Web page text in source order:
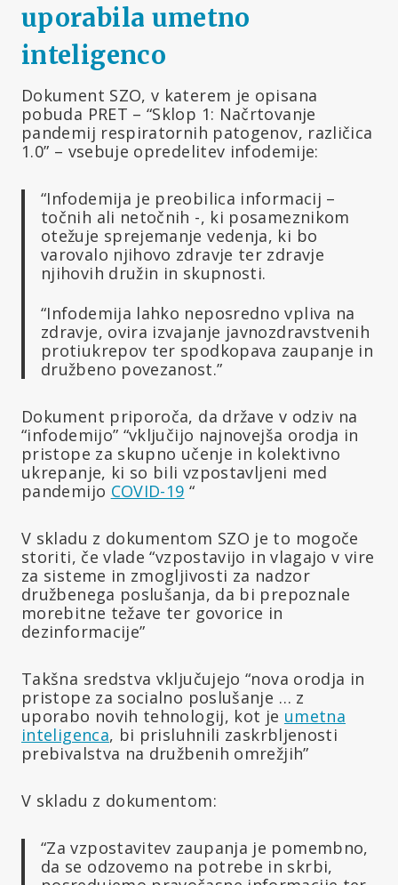
uporabila umetno
inteligenco
Dokument SZO, v katerem je opisana
pobuda PRET – “Sklop 1: Načrtovanje
pandemij respiratornih patogenov, različica
1.0” – vsebuje opredelitev infodemije:
“Infodemija je preobilica informacij –
točnih ali netočnih -, ki posameznikom
otežuje sprejemanje vedenja, ki bo
varovalo njihovo zdravje ter zdravje
njihovih družin in skupnosti.
“Infodemija lahko neposredno vpliva na
zdravje, ovira izvajanje javnozdravstvenih
protiukrepov ter spodkopava zaupanje in
družbeno povezanost.”
Dokument priporoča, da države v odziv na
“infodemijo” “vključijo najnovejša orodja in
pristope za skupno učenje in kolektivno
ukrepanje, ki so bili vzpostavljeni med
pandemijo COVID-19 “
V skladu z dokumentom SZO je to mogoče
storiti, če vlade “vzpostavijo in vlagajo v vire
za sisteme in zmogljivosti za nadzor
družbenega poslušanja, da bi prepoznale
morebitne težave ter govorice in
dezinformacije”
Takšna sredstva vključujejo “nova orodja in
pristope za socialno poslušanje … z
uporabo novih tehnologij, kot je umetna
inteligenca, bi prisluhnili zaskrbljenosti
prebivalstva na družbenih omrežjih”
V skladu z dokumentom:
“Za vzpostavitev zaupanja je pomembno,
da se odzovemo na potrebe in skrbi,